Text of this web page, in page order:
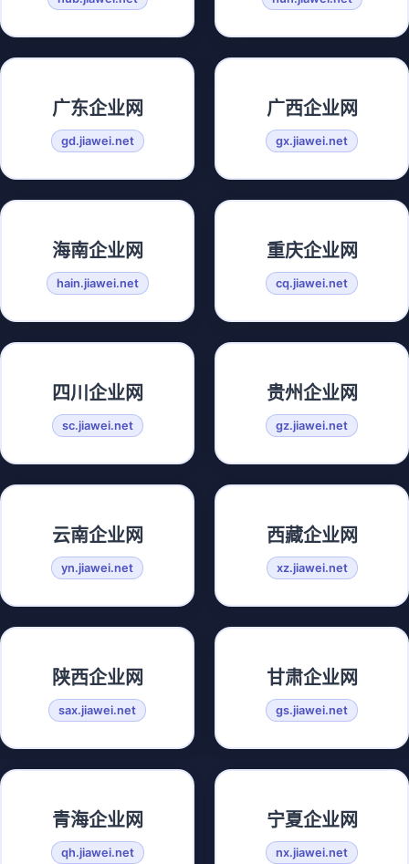
广东企业网
gd.jiawei.net
广西企业网
gx.jiawei.net
海南企业网
hain.jiawei.net
重庆企业网
cq.jiawei.net
四川企业网
sc.jiawei.net
贵州企业网
gz.jiawei.net
云南企业网
yn.jiawei.net
西藏企业网
xz.jiawei.net
陕西企业网
sax.jiawei.net
甘肃企业网
gs.jiawei.net
青海企业网
qh.jiawei.net
宁夏企业网
nx.jiawei.net